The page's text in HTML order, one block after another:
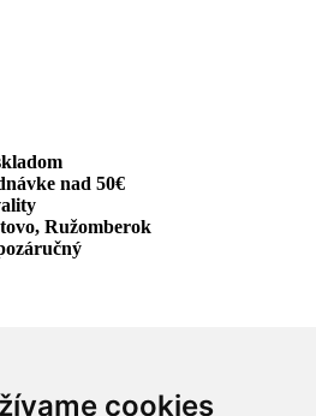
cookies
nad 50€
Ružomberok